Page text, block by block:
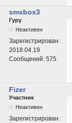
smsbox3
Гуру
Неактивен
Зарегистрирован:
2018.04.19
Сообщений: 575
Fizer
Участник
Неактивен
Зарегистрирован: